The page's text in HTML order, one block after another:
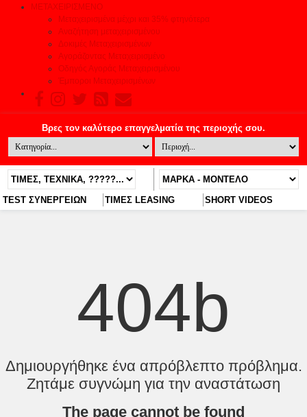
ΜΕΤΑΧΕΙΡΙΣΜΕΝΟ
Μεταχειρισμένα μέχρι και 35% φτηνότερα
Αναζήτηση μεταχειρισμένου
Δοκιμές Μεταχειρισμένων
Αγοράζοντας Μεταχειρισμένο
Οδηγός Αγοράς Μεταχειρισμένου
Έμποροι Μεταχειρισμένων
TEST ΣΥΝΕΡΓΕΙΩΝ ΤΙΜΕΣ LEASING SHORT VIDEOS
404b
Δημιουργήθηκε ένα απρόβλεπτο πρόβλημα.
Ζητάμε συγνώμη για την αναστάτωση
The page cannot be found